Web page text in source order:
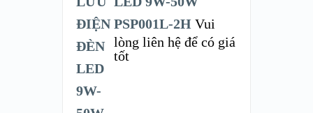
PSP001L-2H Vui
lòng liên hệ để có giá
tốt